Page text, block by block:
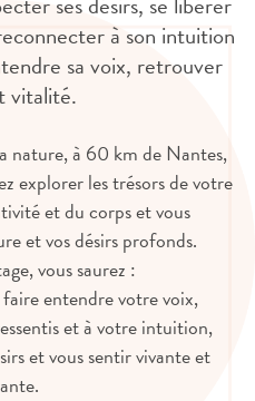
à son intuition
sa voix, retrouver
vitalité.
nature, à 60 km de Nantes,
explorer les trésors de votre
et du corps et vous
et vos désirs profonds.
vous saurez :
entendre votre voix,
et à votre intuition,
et vous sentir vivante et